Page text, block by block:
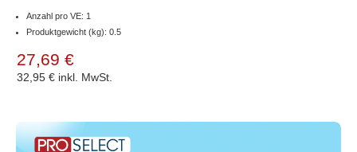
Anzahl pro VE: 1
Produktgewicht (kg): 0.5
27,69 €
32,95 € inkl. MwSt.